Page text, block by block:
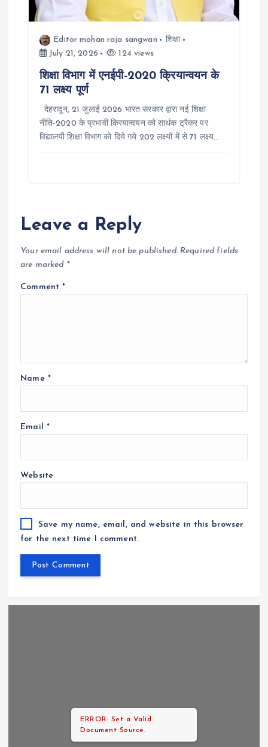
Editor mohan raja sangwan
शिक्षा
July 21, 2026
124 views
शिक्षा विभाग में एनईपी-2020 क्रियान्वयन के
71 लक्ष्य पूर्ण
देहरादून, 21 जुलाई 2026 भारत सरकार द्वारा नई शिक्षा
नीति-2020 के प्रभावी क्रियान्वयन को सार्थक ट्रैकर पर
विद्यालयी शिक्षा विभाग को दिये गये 202 लक्ष्यों में से 71 लक्ष्य…
Leave a Reply
Your email address will not be published. Required fields
are marked *
Comment*
Name *
Email *
Website
Save my name, email, and website in this browser
for the next time I comment.
ERROR: Set a Valid
Document Source.